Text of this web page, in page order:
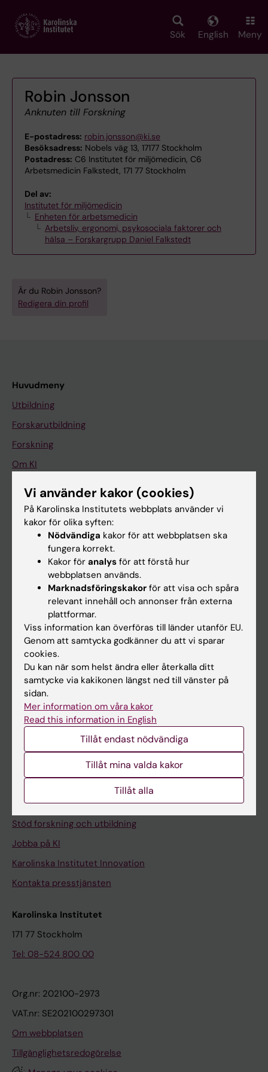
main
Sök English Meny
Robin Jonsson
Anknuten till Forskning
E-postadress: robin.jonsson@ki.se
Besöksadress: Nobels väg 13, 17177 Stockholm
Postadress: C6 Institutet för miljömedicin, C6
Arbetsmedicin Falkstedt, 171 77 Stockholm
Del av:
Institutet för miljömedicin
Enheten för arbetsmedicin
Arbetsliv, ergonomi, psykosociala faktorer och
hälsa – Forskargrupp Daniel Falkstedt
Är du Robin Jonsson?
Redigera din profil
Huvudmeny
Utbildning
Forskarutbildning
Forskning
Om KI
På gång
Nyheter
Kalender
Schema
Studentmejlen
Kurs- och programwebbar
Student på KI
Medarbetarportalen
Universitetsbiblioteket
Stöd forskning och utbildning
Jobba på KI
Karolinska Institutet Innovation
Kontakta presstjänsten
Karolinska Institutet
171 77 Stockholm
Tel: 08-524 800 00
Org.nr: 202100-2973
VAT.nr: SE202100297301
Om webbplatsen
Tillgänglighetsredogörelse
Vi använder kakor (cookies)
På Karolinska Institutets webbplats använder vi
kakor för olika syften:
Nödvändiga kakor för att webbplatsen ska
fungera korrekt.
Kakor för analys för att förstå hur
webbplatsen används.
Marknadsföringskakor för att visa och spåra
relevant innehåll och annonser från externa
plattformar.
Viss information kan överföras till länder utanför EU.
Genom att samtycka godkänner du att vi sparar
cookies.
Du kan när som helst ändra eller återkalla ditt
samtycke via kakikonen längst ned till vänster på
sidan.
Mer information om våra kakor
Read this information in English
Tillåt endast nödvändiga
Tillåt mina valda kakor
Tillåt alla